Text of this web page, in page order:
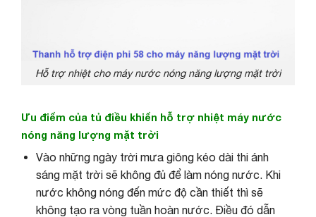
Hỗ trợ nhiệt cho máy nước nóng năng lượng mặt trời
Ưu điểm của tủ điều khiển hỗ trợ nhiệt máy nước
nóng năng lượng mặt trời
Vào những ngày trời mưa giông kéo dài thi ánh
sáng mặt trời sẽ không đủ để làm nóng nước. Khi
nước không nóng đến mức độ cần thiết thì sẽ
không tạo ra vòng tuần hoàn nước. Điều đó dẫn